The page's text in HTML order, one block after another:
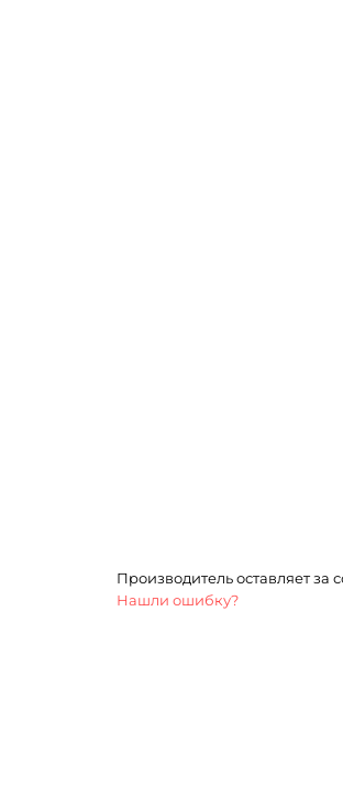
Производитель оставляет
Нашли ошибку?